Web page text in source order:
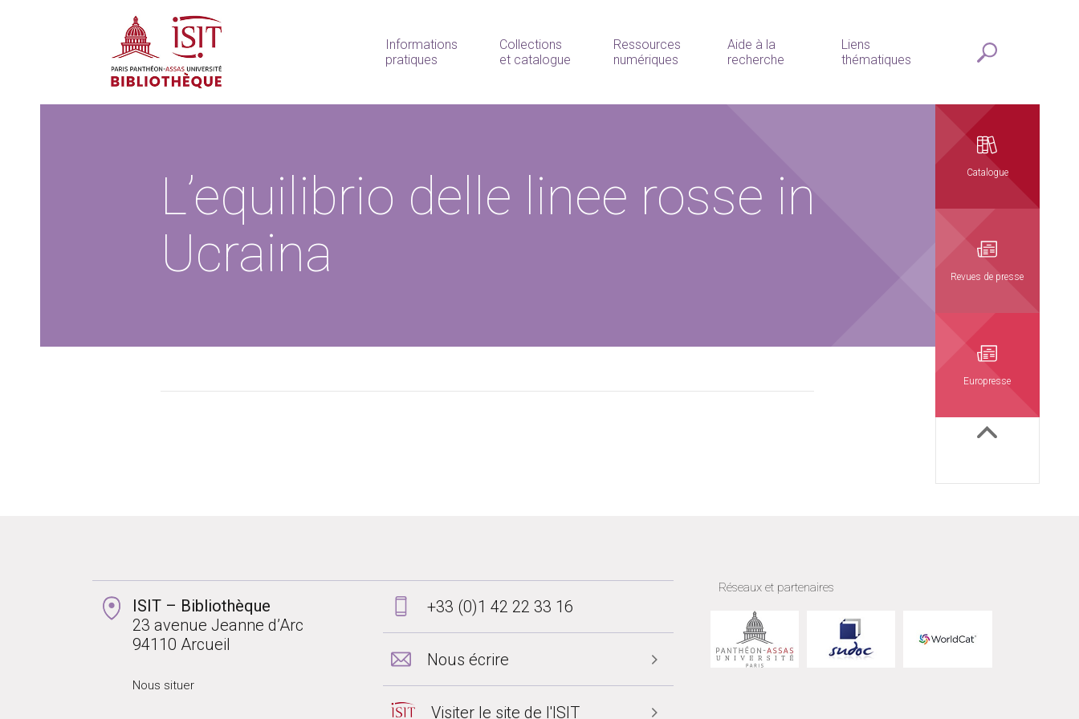
Informations
pratiques
Collections
et catalogue
Ressources
numériques
Aide à la
recherche
Liens
thématiques
L’equilibrio delle linee rosse in
Ucraina
Catalogue
Revues de presse
Europresse
ISIT – Bibliothèque
23 avenue Jeanne d’Arc
94110 Arcueil
Nous situer
+33 (0)1 42 22 33 16
Nous écrire
Visiter le site de l'ISIT
Réseaux et partenaires